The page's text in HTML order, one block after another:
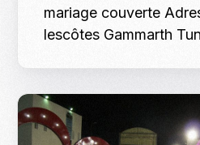
mariage couverte
lescôtes Gammarth